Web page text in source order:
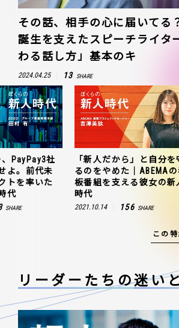
その話、相手の心に届いてる
誕生を支えたスピーチライタ
わる話し方」基本のキ
2024.04.25 13 SHARE
PayPay3社
よ。前代未
トを率いた
代
SHARE
「新人だから」と自分を
るのをやめた｜ABEMAの
板番組を支える彼女の新
時代
2021.10.14 156 SHARE
この
リーダーたちの迷い